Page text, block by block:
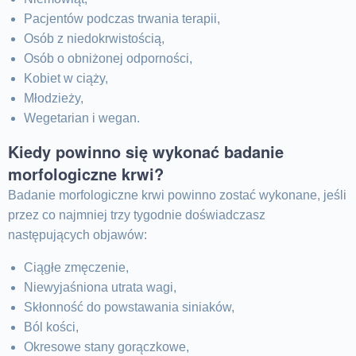
Pacjentów podczas trwania terapii,
Osób z niedokrwistością,
Osób o obniżonej odporności,
Kobiet w ciąży,
Młodzieży,
Wegetarian i wegan.
Kiedy powinno się wykonać badanie
morfologiczne krwi?
Badanie morfologiczne krwi powinno zostać wykonane, jeśli
przez co najmniej trzy tygodnie doświadczasz
następujących objawów:
Ciągłe zmęczenie,
Niewyjaśniona utrata wagi,
Skłonność do powstawania siniaków,
Ból kości,
Okresowe stany gorączkowe,